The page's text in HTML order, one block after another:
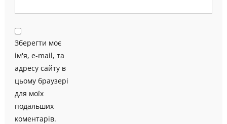
Зберегти моє
ім'я, e-mail, та
адресу сайту в
цьому браузері
для моїх
подальших
коментарів.